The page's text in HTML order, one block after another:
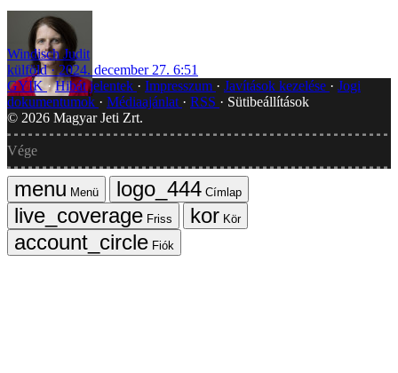
Windisch Judit
külföld
2024. december 27. 6:51
GYIK Hibát jelentek Impresszum Javítások kezelése
Jogi
dokumentumok
Médiaajánlat RSS
Sütibeállítások
© 2026 Magyar Jeti Zrt.
Vége
Menü
Címlap
Friss
Kör
Fiók